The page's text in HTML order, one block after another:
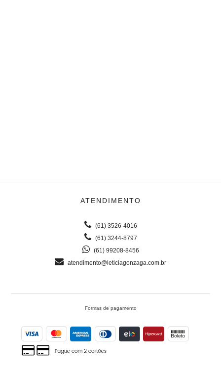
ATENDIMENTO
(61) 3526-4016
(61) 3244-8797
(61) 99208-8456
atendimento@leticiagonzaga.com.br
Formas de pagamento